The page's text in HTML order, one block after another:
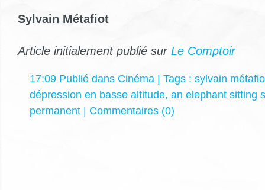
Sylvain Métafiot
Article initialement publié sur Le Comptoir
17:09 Publié dans Cinéma | Tags : sylvain
dépression en basse altitude, an elephant sitting
permanent | Commentaires (0)